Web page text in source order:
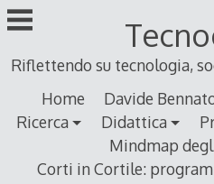
Skip
to
Riflettendo su tecnologia,
Home
Davide
Ricerca
Didattica
Mindmap
Corti in Cortile: